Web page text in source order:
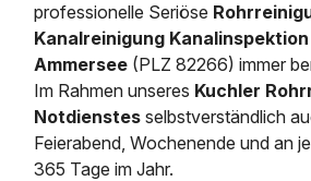
Stellenangebote
Kontakt
professionelle Seriöse
Kanalreinigung
Ammersee (PLZ 82266) immer
Im Rahmen unseres Kuchler
Notdienstes selbstverständlich
Feierabend, Wochenende und an
365 Tage im Jahr.